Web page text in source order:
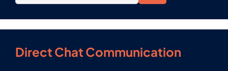
Direct Chat Communication